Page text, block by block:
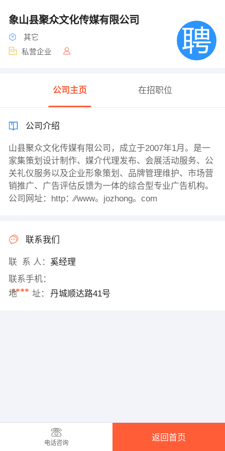
象山县聚众文化传媒有限公司
其它
私营企业
公司主页 在招职位
公司介绍
山县聚众文化传媒有限公司，成立于2007年1月。是一
家集策划设计制作、媒介代理发布、会展活动服务、公
关礼仪服务以及企业形象策划、品牌管理维护、市场营
销推广、广告评估反馈为一体的综合型专业广告机构。
公司网址：http：∕∕www。jozhong。com
联系我们
联 系 人： 奚经理
联系手机：
****
地 址： 丹城顺达路41号
电话咨询
返回首页